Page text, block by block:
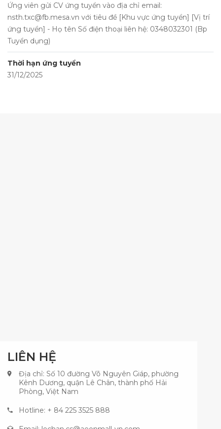
Ứng viên gửi CV ứng tuyển vào địa chỉ email:
nsth.txc@fb.mesa.vn với tiêu đề [Khu vực ứng tuyển] [Vị trí
ứng tuyển] - Họ tên Số điện thoại liên hệ: 0348032301 (Bp
Tuyển dụng)
Thời hạn ứng tuyển
31/12/2025
LIÊN HỆ
Địa chỉ: Số 10 đường Võ Nguyên Giáp, phường
Kênh Dương, quận Lê Chân, thành phố Hải
Phòng, Việt Nam
Hotline: + 84 225 3525 888